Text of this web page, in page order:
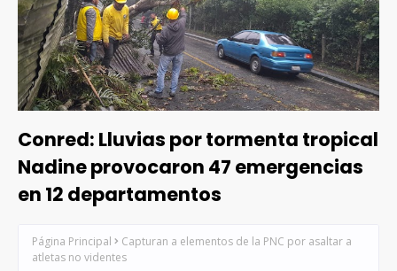
Conred: Lluvias por tormenta tropical
Nadine provocaron 47 emergencias
en 12 departamentos
Página Principal
Capturan a elementos de la PNC por asaltar a
atletas no videntes